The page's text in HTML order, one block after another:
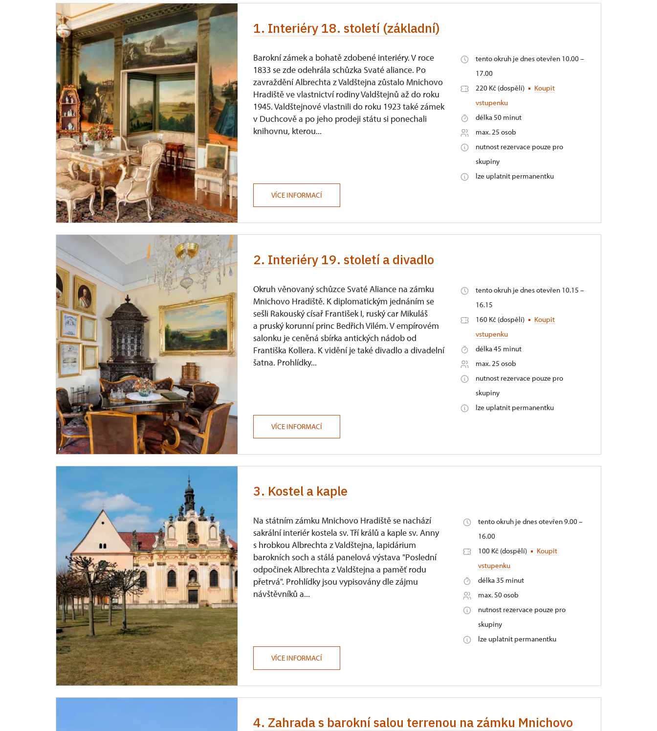
1. Interiéry 18. století (základní)
Barokní zámek a bohatě zdobené interiéry. V roce
1833 se zde odehrála schůzka Svaté aliance. Po
zavraždění Albrechta z Valdštejna zůstalo Mnichovo
Hradiště ve vlastnictví rodiny Valdštejnů až do roku
1945. Valdštejnové vlastnili do roku 1923 také zámek
v Duchcově a po jeho prodeji státu si ponechali
knihovnu, kterou...
tento okruh je dnes otevřen 10.00 –
17.00
220 Kč (dospělí)
Koupit
vstupenku
délka 50 minut
max. 25 osob
nutnost rezervace pouze pro
skupiny
lze uplatnit permanentku
VÍCE INFORMACÍ
2. Interiéry 19. století a divadlo
Okruh věnovaný schůzce Svaté Aliance na zámku
Mnichovo Hradiště. K diplomatickým jednáním se
sešli Rakouský císař František I, ruský car Mikuláš
a pruský korunní princ Bedřich Vilém. V empírovém
salonku je ceněná sbírka antických nádob od
Františka Kollera. K vidění je také divadlo a divadelní
šatna. Prohlídky...
tento okruh je dnes otevřen 10.15 –
16.15
160 Kč (dospělí)
Koupit
vstupenku
délka 45 minut
max. 25 osob
nutnost rezervace pouze pro
skupiny
lze uplatnit permanentku
VÍCE INFORMACÍ
3. Kostel a kaple
Na státním zámku Mnichovo Hradiště se nachází
sakrální interiér kostela sv. Tří králů a kaple sv. Anny
s hrobkou Albrechta z Valdštejna, lapidárium
barokních soch a stálá panelová výstava "Poslední
odpočinek Albrechta z Valdštejna a paměť rodu
přetrvá". Prohlídky jsou vypisovány dle zájmu
návštěvníků a...
tento okruh je dnes otevřen 9.00 –
16.00
100 Kč (dospělí)
Koupit
vstupenku
délka 35 minut
max. 50 osob
nutnost rezervace pouze pro
skupiny
lze uplatnit permanentku
VÍCE INFORMACÍ
4. Zahrada s barokní salou terrenou na zámku Mnichovo